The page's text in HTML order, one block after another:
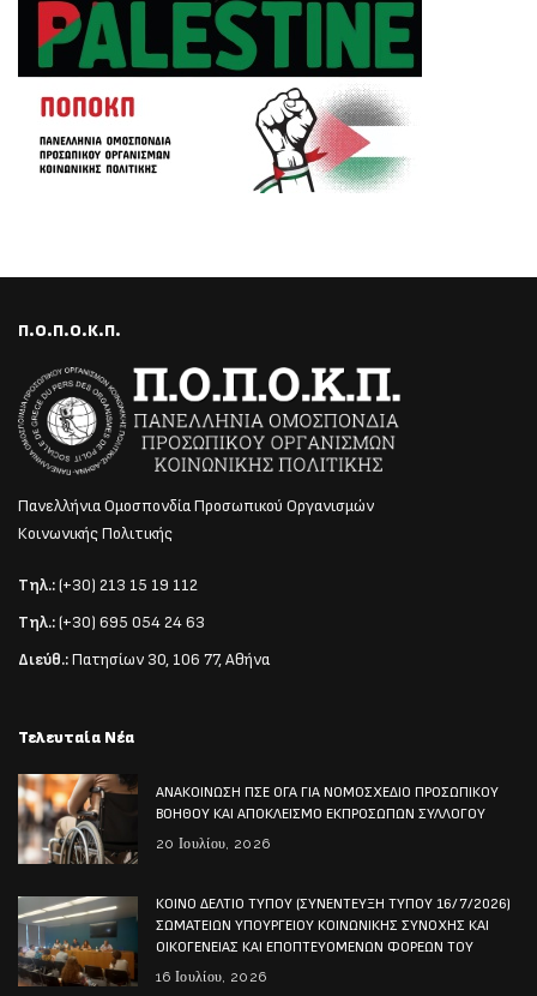
Π.Ο.Π.Ο.Κ.Π.
Πανελλήνια Ομοσπονδία Προσωπικού Οργανισμών
Κοινωνικής Πολιτικής
Τηλ.:(+30) 213 15 19 112
Τηλ.:(+30) 695 054 24 63
Διεύθ.:Πατησίων 30, 106 77, Αθήνα
Τελευταία Νέα
ΑΝΑΚΟΙΝΩΣΗ ΠΣΕ ΟΓΑ ΓΙΑ ΝΟΜΟΣΧΕΔΙΟ ΠΡΟΣΩΠΙΚΟΥ
ΒΟΗΘΟΥ ΚΑΙ ΑΠΟΚΛΕΙΣΜΟ ΕΚΠΡΟΣΩΠΩΝ ΣΥΛΛΟΓΟΥ
20 Ιουλίου, 2026
ΚΟΙΝΟ ΔΕΛΤΙΟ ΤΥΠΟΥ (ΣΥΝΕΝΤΕΥΞΗ ΤΥΠΟΥ 16/7/2026)
ΣΩΜΑΤΕΙΩΝ ΥΠΟΥΡΓΕΙΟΥ ΚΟΙΝΩΝΙΚΗΣ ΣΥΝΟΧΗΣ ΚΑΙ
ΟΙΚΟΓΕΝΕΙΑΣ ΚΑΙ ΕΠΟΠΤΕΥΟΜΕΝΩΝ ΦΟΡΕΩΝ ΤΟΥ
16 Ιουλίου, 2026